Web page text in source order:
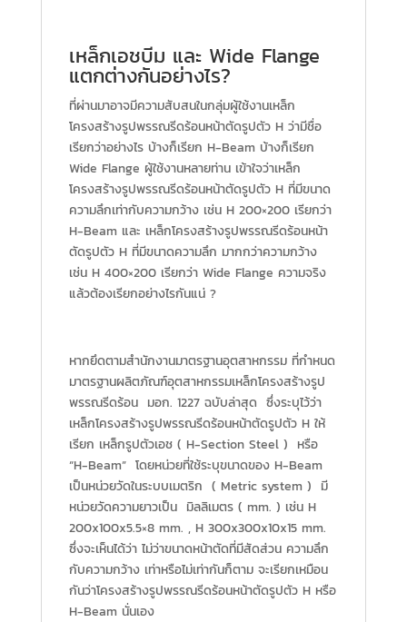
เหล็กเอชบีม และ Wide Flange
แตกต่างกันอย่างไร?
ที่ผ่านมาอาจมีความสับสนในกลุ่มผู้ใช้งานเหล็ก
โครงสร้างรูปพรรณรีดร้อนหน้าตัดรูปตัว H ว่ามีชื่อ
เรียกว่าอย่างไร บ้างก็เรียก H-Beam บ้างก็เรียก
Wide Flange ผู้ใช้งานหลายท่าน เข้าใจว่าเหล็ก
โครงสร้างรูปพรรณรีดร้อนหน้าตัดรูปตัว H ที่มีขนาด
ความลึกเท่ากับความกว้าง เช่น H 200×200 เรียกว่า
H-Beam และ เหล็กโครงสร้างรูปพรรณรีดร้อนหน้า
ตัดรูปตัว H ที่มีขนาดความลึก มากกว่าความกว้าง
เช่น H 400×200 เรียกว่า Wide Flange ความจริง
แล้วต้องเรียกอย่างไรกันแน่ ?
หากยึดตามสำนักงานมาตรฐานอุตสาหกรรม ที่กำหนด
มาตรฐานผลิตภัณฑ์อุตสาหกรรมเหล็กโครงสร้างรูป
พรรณรีดร้อน มอก. 1227 ฉบับล่าสุด ซึ่งระบุไว้ว่า
เหล็กโครงสร้างรูปพรรณรีดร้อนหน้าตัดรูปตัว H ให้
เรียก เหล็กรูปตัวเอช ( H-Section Steel ) หรือ
“H-Beam” โดยหน่วยที่ใช้ระบุขนาดของ H-Beam
เป็นหน่วยวัดในระบบเมตริก ( Metric system ) มี
หน่วยวัดความยาวเป็น มิลลิเมตร ( mm. ) เช่น H
200x100x5.5×8 mm. , H 300x300x10x15 mm.
ซึ่งจะเห็นได้ว่า ไม่ว่าขนาดหน้าตัดที่มีสัดส่วน ความลึก
กับความกว้าง เท่าหรือไม่เท่ากันก็ตาม จะเรียกเหมือน
กันว่าโครงสร้างรูปพรรณรีดร้อนหน้าตัดรูปตัว H หรือ
H-Beam นั่นเอง